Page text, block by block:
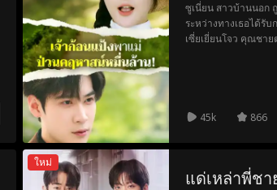
ซูเนี่ยน สาวบ้านนอก
ระหว่างทางเธอได้รั
เซี่ยเยี่ยนโจว คุณชายตระกูล
45k
866
ใหม่
แด่เหล่าพี่ช